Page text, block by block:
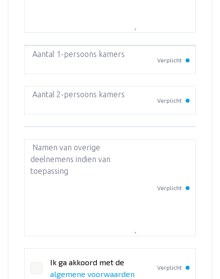
Aantal 1-persoons kamers
Verplicht
Aantal 2-persoons kamers
Verplicht
Namen van overige
deelnemens indien van
toepassing
Verplicht
Ik ga akkoord met de
algemene voorwaarden
Verplicht